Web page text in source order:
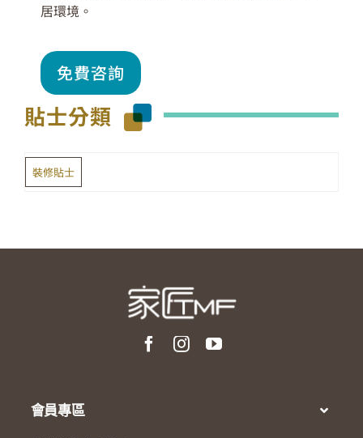
居環境。
免費咨詢
貼士分類
裝修貼士
會員專區